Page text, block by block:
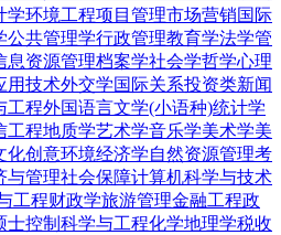
学环境工程项目管理市场营销国际
公共管理学行政管理教育学法学管
息资源管理档案学社会学哲学心理
用技术外交学国际关系投资类新闻
工程外国语言文学(小语种)统计学
工程地质学艺术学音乐学美术学美
化创意环境经济学自然资源管理考
与管理社会保障计算机科学与技术
工程财政学旅游管理金融工程政
士控制科学与工程化学地理学税收